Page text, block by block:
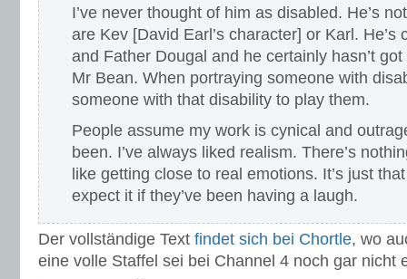
I’ve never thought of him as disabled. He’s
are Kev [David Earl’s character] or Karl. He’s
and Father Dougal and he certainly hasn’t
Mr Bean. When portraying someone with
someone with that disability to play them.
People assume my work is cynical and
been. I’ve always liked realism. There’s
like getting close to real emotions. It’s just
expect it if they’ve been having a laugh.
Der vollständige Text findet sich bei Chortle, wo
eine volle Staffel sei bei Channel 4 noch gar nicht